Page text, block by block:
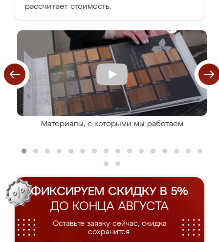
рассчитает стоимость.
Материалы, с которыми мы работаем
ФИКСИРУЕМ СКИДКУ В 5%
ДО КОНЦА АВГУСТА
Оставьте заявку сейчас, скидка
сохранится.